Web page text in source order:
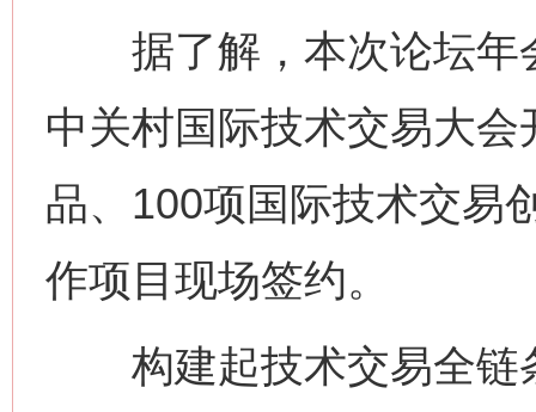
据了解，本次论坛年
中关村国际技术交易大
品、100项国际技术交易
作项目现场签约。
构建起技术交易全链